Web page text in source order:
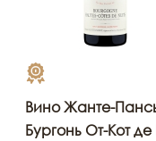
Вино Жанте-
Бургонь От-Кот